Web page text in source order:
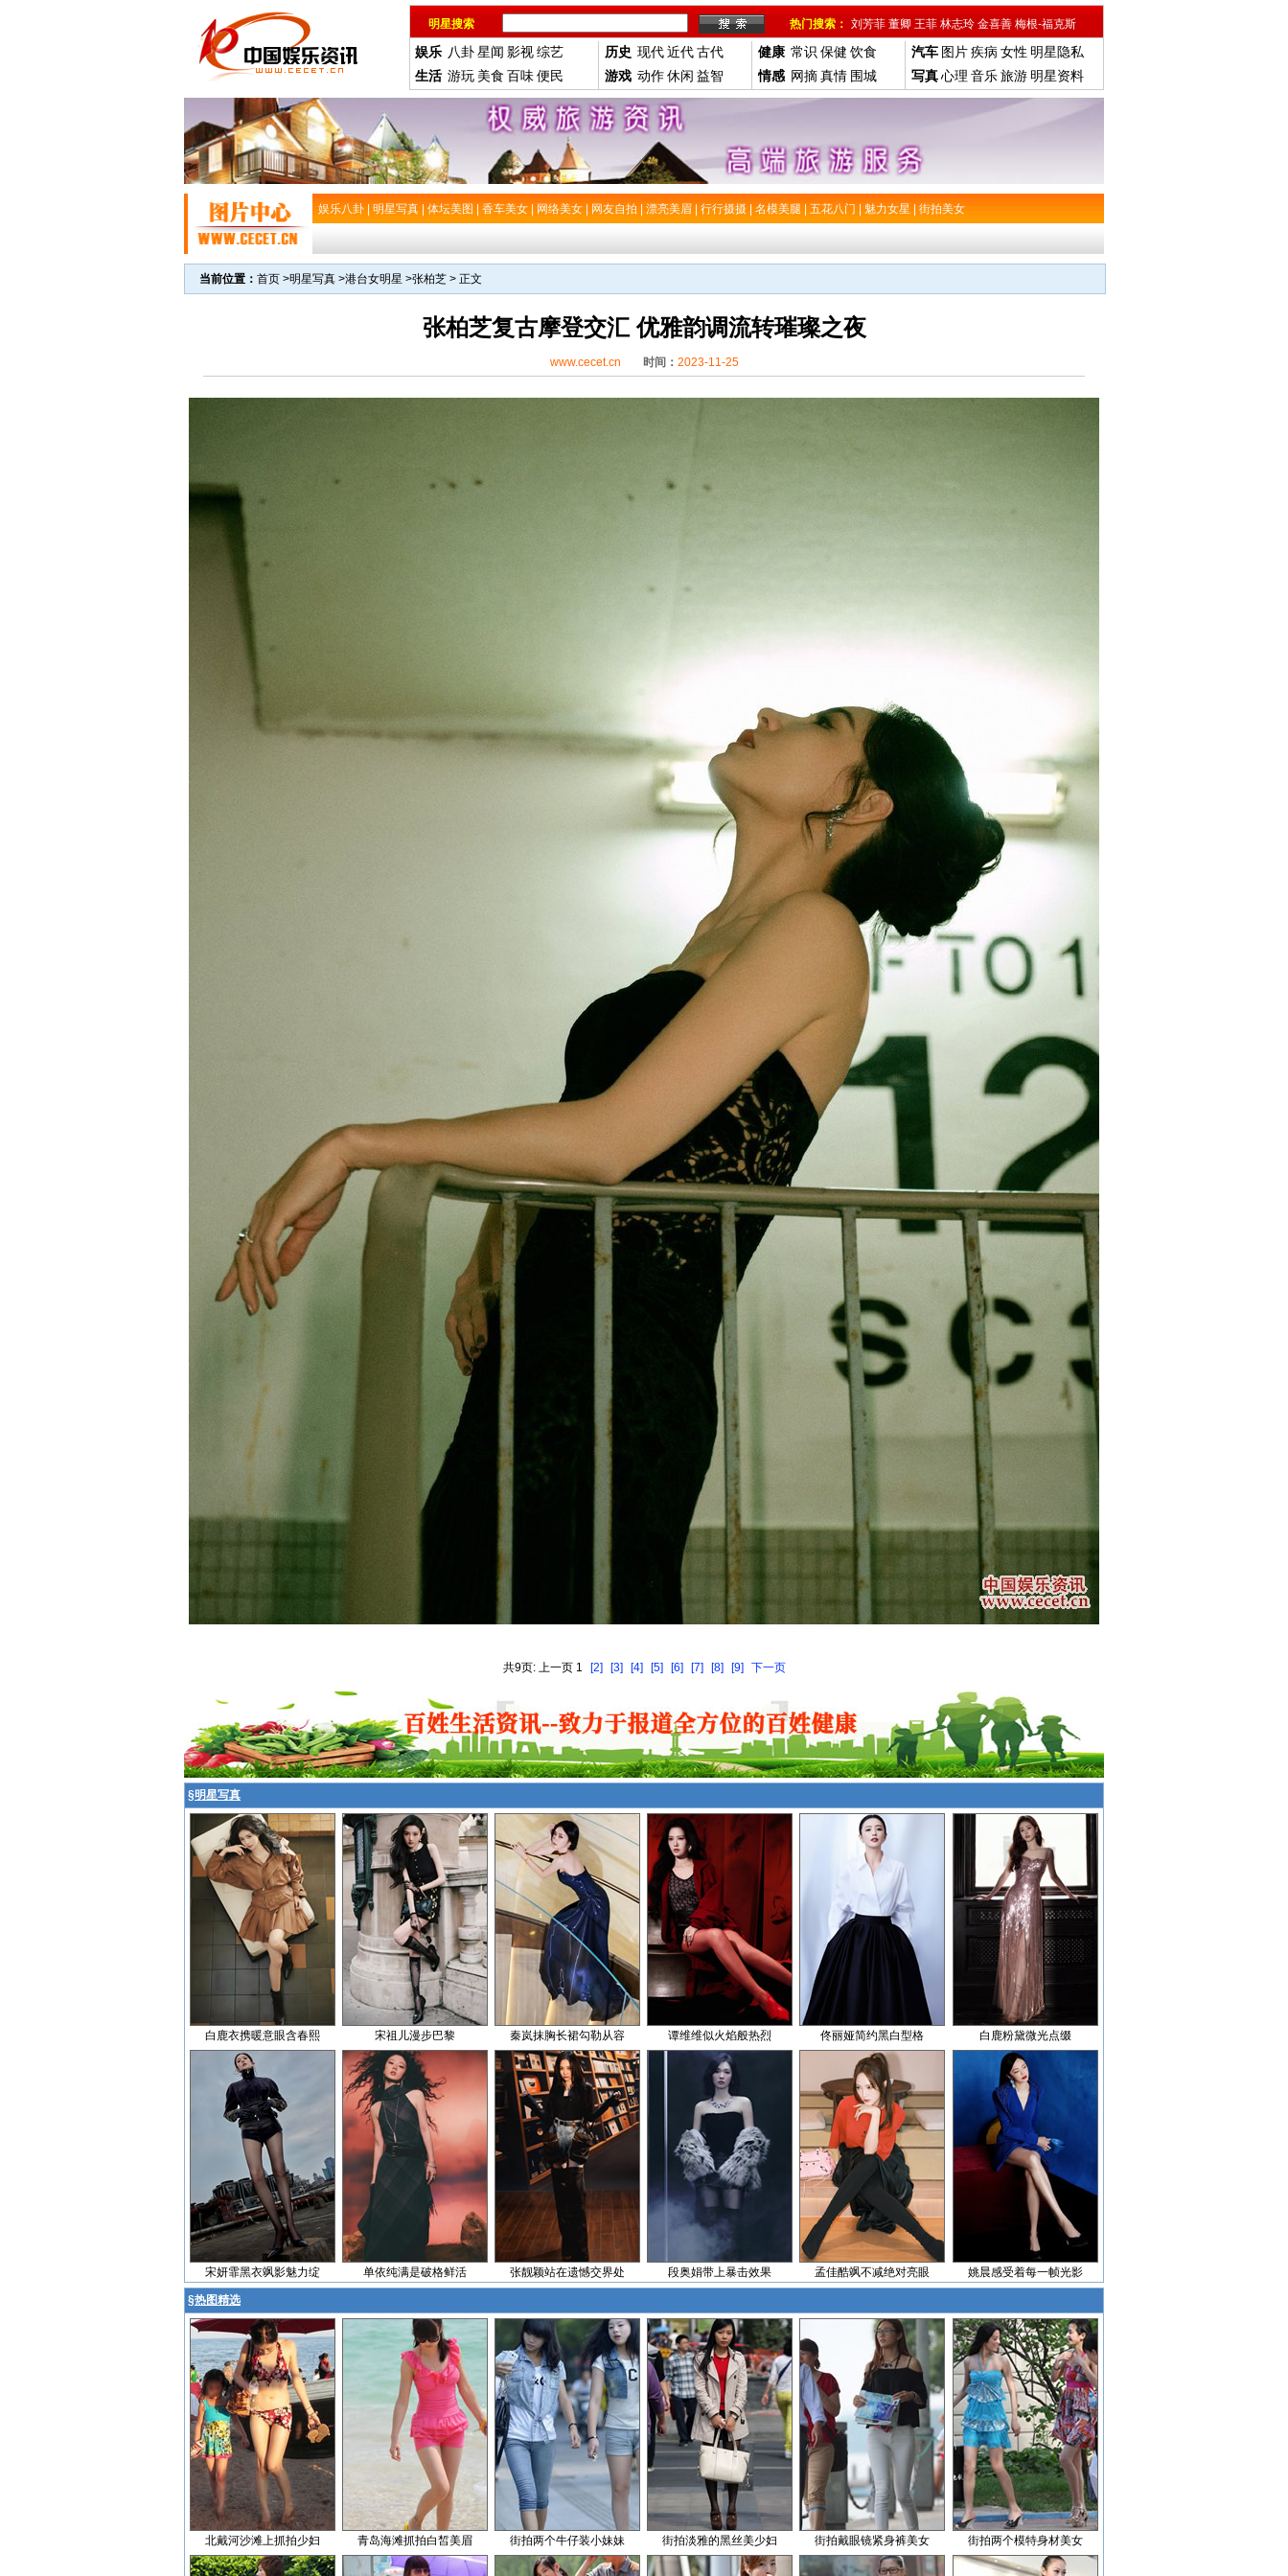
明星搜索 热门搜索： 刘芳菲 董卿 王菲 林志玲 金喜善 梅根-福克斯
娱乐 八卦星闻 影视综艺
生活 游玩 美食 百味便民
历史 现代近代古代
游戏 动作休闲 益智
健康 常识 保健 饮食
情感 网摘真情 围城
汽车 图片疾病 女性 明星隐私
写真心理 音乐旅游 明星资料
娱乐八卦 明星写真 体坛美图 香车美女 网络美女 网友自拍 漂亮美眉 行行摄摄 名模美腿 五花八门 魅力女星 街拍美女
当前位置： 首页 >明星写真 >港台女明星 >张柏芝 > 正文
张柏芝复古摩登交汇 优雅韵调流转璀璨之夜
www.cecet.cn 时间： 2023-11-25
共9页: 上一页 1 [2] [3] [4] [5] [6] [7] [8] [9] 下一页
§明星写真
白鹿衣携暖意眼含春熙 宋祖儿漫步巴黎 秦岚抹胸长裙勾勒从容 谭维维似火焰般热烈 佟丽娅简约黑白型格 白鹿粉黛微光点缀
宋妍霏黑衣飒影魅力绽 单依纯满是破格鲜活 张靓颖站在遗憾交界处 段奥娟带上暴击效果 孟佳酷飒不减绝对亮眼 姚晨感受着每一帧光影
§热图精选
北戴河沙滩上抓拍少妇 青岛海滩抓拍白皙美眉 街拍两个牛仔装小妹妹 街拍淡雅的黑丝美少妇 街拍戴眼镜紧身裤美女 街拍两个模特身材美女